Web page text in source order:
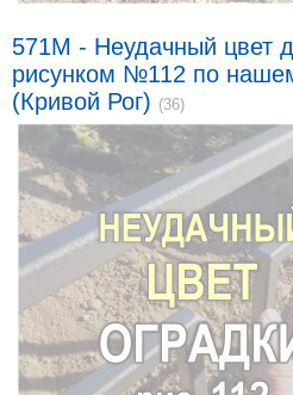
571M - Неудачный цвет
рисунком №112 по
(Кривой Рог) (36)